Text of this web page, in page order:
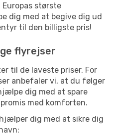
Europas største
dig med at begive dig ud
til den billigste pris!
flyrejser
til de laveste priser. For
anbefaler vi, at du følger
dig med at spare
med komforten.
dig med at sikre dig